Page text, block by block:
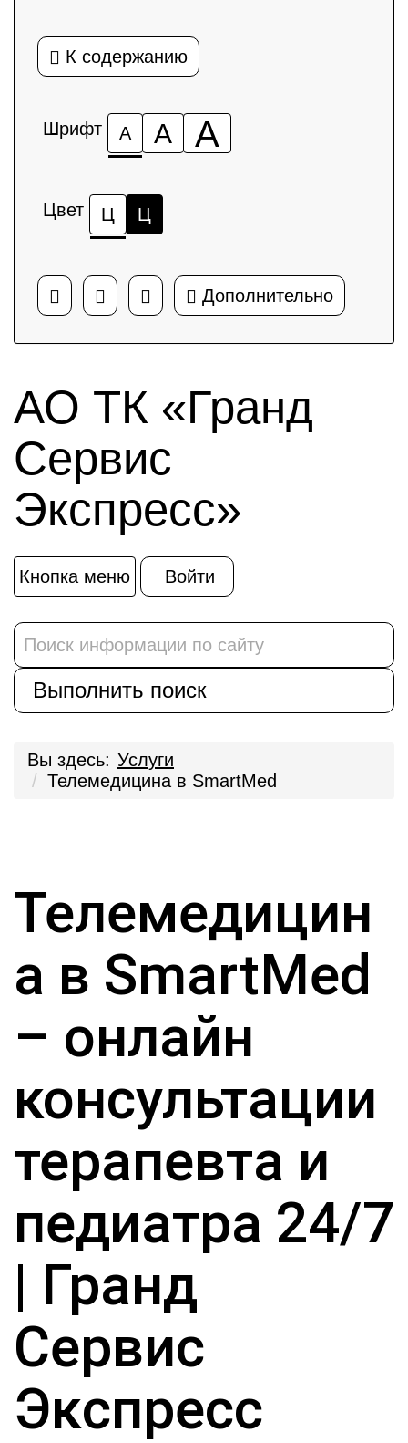
К содержанию
Шрифт А А А
Цвет Ц Ц
Дополнительно
АО ТК «Гранд
Сервис
Экспресс»
Кнопка меню Войти
Вы здесь: Услуги
Телемедицина в SmartMed
Телемедицин
а в SmartMed
– онлайн
консультации
терапевта и
педиатра 24/7
| Гранд
Сервис
Экспресс